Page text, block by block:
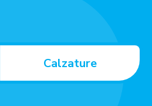
Calzature